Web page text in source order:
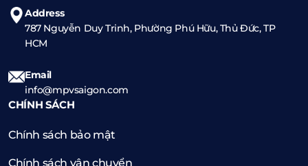
chọn
có
thể
chọn
trên
trang
phẩm
Address
787 Nguyễn Duy Trinh, Phường Phú Hữu, Thủ Đức, TP
HCM
Email
info@mpvsaigon.com
CHÍNH SÁCH
Chính sách bảo mật
Chính sách vận chuyển